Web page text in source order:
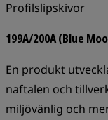
Profilslipskivor
199A/200A (Blue
En produkt
naftalen och
miljövänlig och